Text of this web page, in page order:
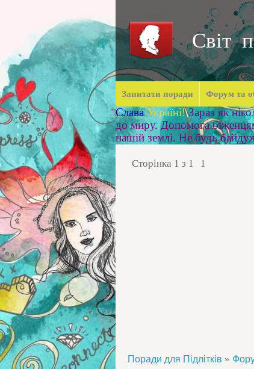
Світ
Запитати поради Форум та
Слава Україні! Зараз як
до миру. Допомога
нашій землі. Не будь
Сторінка 1 з 1 1
Поради для Підлітків »